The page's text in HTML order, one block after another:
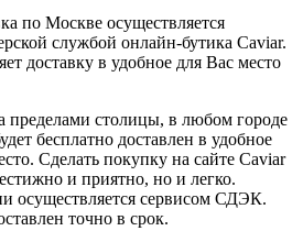
по Москве осуществляется
службой онлайн-бутика Caviar.
доставку в удобное для Вас место
пределами столицы, в любом городе
бесплатно доставлен в удобное
Сделать покупку на сайте Caviar
и приятно, но и легко.
осуществляется сервисом СДЭК.
точно в срок.